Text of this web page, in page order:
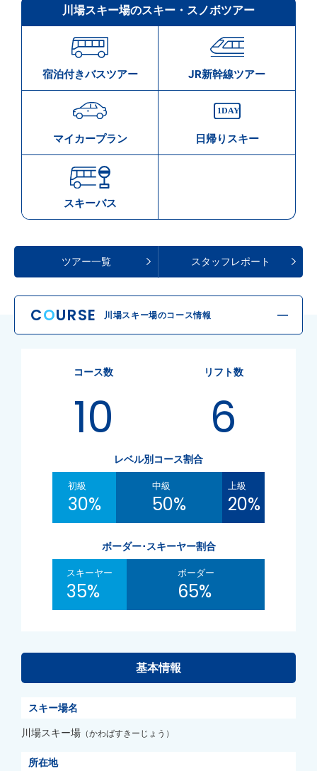
川場スキー場のスキー・スノボツアー
宿泊付きバスツアー JR新幹線ツアー
マイカープラン 日帰りスキー
スキーバス
ツアー一覧 スタッフレポート
COURSE 川場スキー場のコース情報
コース数
10
リフト数
6
レベル別コース割合
初級
30%
中級
50%
上級
20%
ボーダー･スキーヤー割合
スキーヤー
35%
ボーダー
65%
基本情報
スキー場名
川場スキー場 （かわばすきーじょう）
所在地